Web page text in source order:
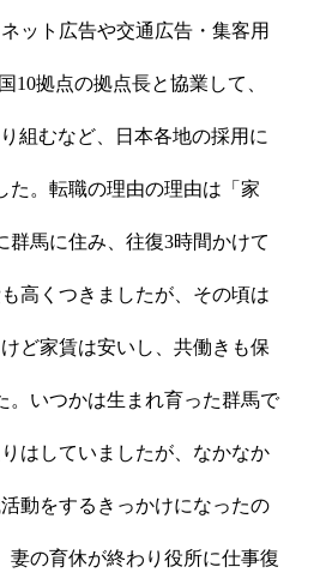
ット広告や交通広告・集客用
10拠点の拠点長と協業して、
組むなど、日本各地の採用に
た。転職の理由の理由は「家
馬に住み、往復3時間かけて
高くつきましたが、その頃は
ど家賃は安いし、共働きも保
いつかは生まれ育った群馬で
はしていましたが、なかなか
動をするきっかけになったの
妻の育休が終わり役所に仕事復